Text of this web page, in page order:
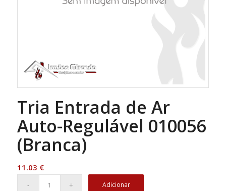
Tria Entrada de Ar
Auto-Regulável 010056
(Branca)
11.03 €
Adicionar